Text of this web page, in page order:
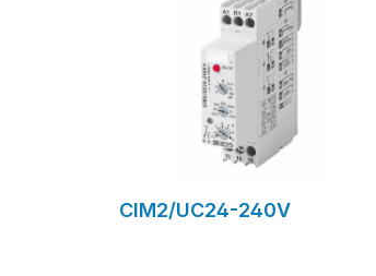
CIM2/UC24-240V